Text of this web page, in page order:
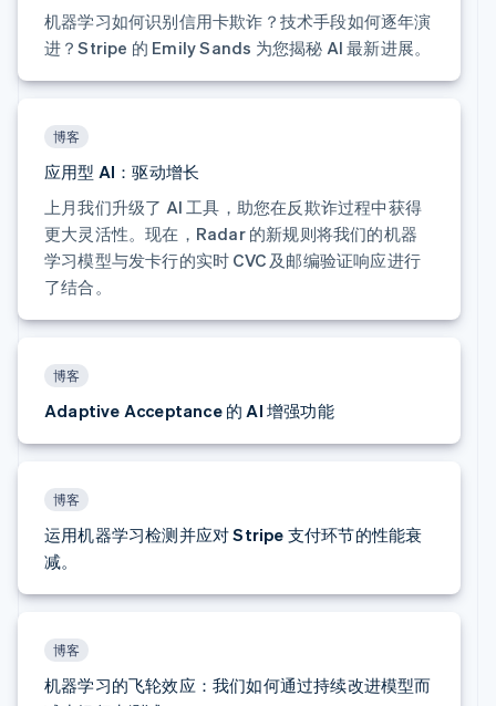
机器学习如何识别信用卡欺诈？技术手段如何逐年演
进？Stripe 的 Emily Sands 为您揭秘 AI 最新进展。
博客
应用型 AI：驱动增长
上月我们升级了 AI 工具，助您在反欺诈过程中获得
更大灵活性。现在，Radar 的新规则将我们的机器
学习模型与发卡行的实时 CVC 及邮编验证响应进行
了结合。
博客
Adaptive Acceptance 的 AI 增强功能
博客
运用机器学习检测并应对 Stripe 支付环节的性能衰
减。
博客
机器学习的飞轮效应：我们如何通过持续改进模型而
德国
DeutschEnglish
芬兰
English
荷兰
加拿大
EnglishFrançais
捷克
English
克罗地亚
EnglishItaliano
English
立陶宛
English
Français
罗马尼亚
English
美国
EnglishEspañol简体中文